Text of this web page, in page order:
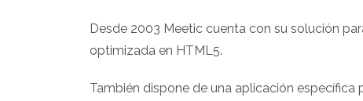
Desde 2003 Meetic cuenta con su solución
optimizada en HTML5.
También dispone de una aplicación específica